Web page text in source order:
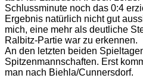
Schlussminute noch das 0:4
Ergebnis natürlich nicht gut
mich, eine mehr als deutliche
Ralbitz-Partie war zu erkennen.
An den letzten beiden
Spitzenmannschaften. Erst
man nach Biehla/Cunnersdorf.